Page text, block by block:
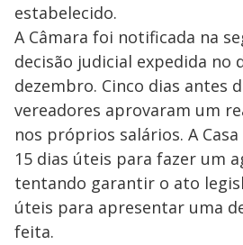
estabelecido.
A Câmara foi notificada na
decisão judicial expedida no
dezembro. Cinco dias antes
vereadores aprovaram um
nos próprios salários. A
15 dias úteis para fazer um
tentando garantir o ato
úteis para apresentar uma
feita.